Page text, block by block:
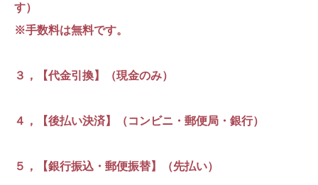
す）
※手数料は無料です。
３，【代金引換】（現金のみ）
４，【後払い決済】（コンビニ・郵便局・銀行）
５，【銀行振込・郵便振替】（先払い）